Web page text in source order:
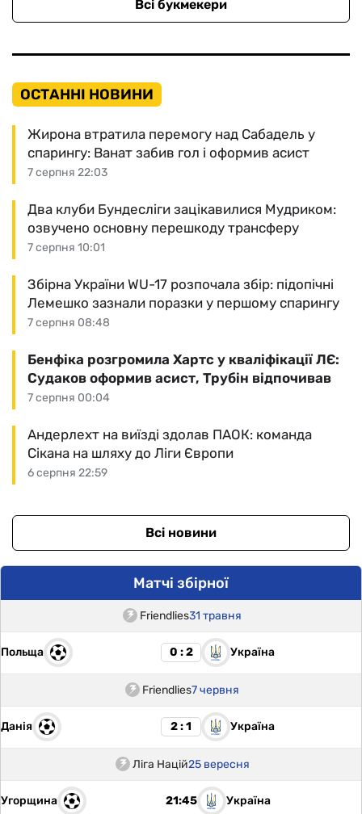
Всі букмекери
ОСТАННІ НОВИНИ
7 серпня 22:03
Жирона втратила перемогу над Сабадель у
спарингу: Ванат забив гол і оформив асист
7 серпня 10:01
Два клуби Бундесліги зацікавилися Мудриком:
озвучено основну перешкоду трансферу
7 серпня 08:48
Збірна України WU-17 розпочала збір: підопічні
Лемешко зазнали поразки у першому спарингу
7 серпня 00:04
Бенфіка розгромила Хартс у кваліфікації ЛЄ:
Судаков оформив асист, Трубін відпочивав
6 серпня 22:59
Андерлехт на виїзді здолав ПАОК: команда
Сікана на шляху до Ліги Європи
Всі новини
Матчі збірної
Friendlies31 травня
Польща 0 : 2 Україна
Friendlies7 червня
Данія 2 : 1 Україна
Ліга Націй25 вересня
Угорщина 21:45 Україна